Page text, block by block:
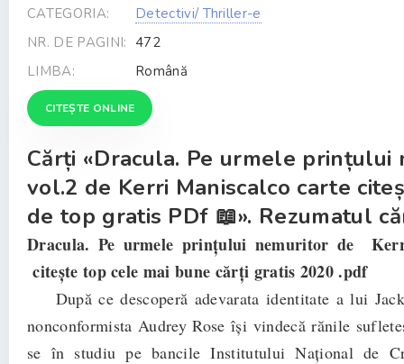
CATEGORIA:
Detectivi/ Thriller-e
NR. DE PAGINI: 472
LIMBA:
Română
CITEȘTE ONLINE
Cărți «Dracula. Pe urmele prințului
vol.2 de Kerri Maniscalco carte
de top gratis PDf 📖». Rezumatul
Dracula. Pe urmele prințului nemuritor de
citește top cele mai bune cărți gratis 2020 .pdf
După ce descoperă adevarata identitate a lui
nonconformista Audrey Rose își vindecă rănile
se în studiu pe bancile Institutului Național de